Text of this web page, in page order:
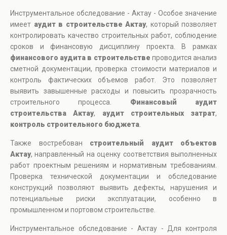
Инструментальное обследование - Актау - Особое значение
имеет аудит в строительстве Актау, который позволяет
контролировать качество строительных работ, соблюдение
сроков и финансовую дисциплину проекта. В рамках
финансового аудита в строительстве проводится анализ
сметной документации, проверка стоимости материалов и
контроль фактических объемов работ. Это позволяет
выявить завышенные расходы и повысить прозрачность
строительного процесса. Финансовый аудит
строительства Актау, аудит строительных затрат,
контроль строительного бюджета
Также востребован строительный аудит объектов
Актау, направленный на оценку соответствия выполненных
работ проектным решениям и нормативным требованиям.
Проверка технической документации и обследование
конструкций позволяют выявить дефекты, нарушения и
потенциальные риски эксплуатации, особенно в
промышленном и портовом строительстве.
Инструментальное обследование - Актау - Для контроля